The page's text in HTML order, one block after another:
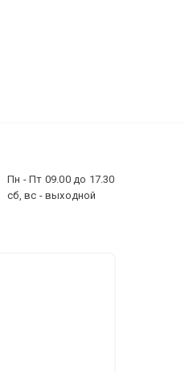
Пн - Пт 09.00 до 17.30
сб, вс - выходной